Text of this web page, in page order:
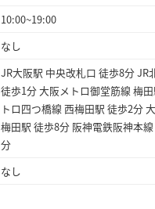
10:00~19:00
なし
JR大阪駅 中央改札口 徒歩8分 JR
徒歩1分 大阪メトロ御堂筋線 梅
トロ四つ橋線 西梅田駅 徒歩2分
梅田駅 徒歩8分 阪神電鉄阪神本
分
なし